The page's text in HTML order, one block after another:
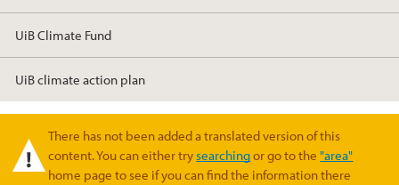
UiB Climate Fund
UiB climate action plan
Warning message
There has not been added a translated version of this
content. You can either trysearchingor go to the"area"
home page to see if you can find the information there